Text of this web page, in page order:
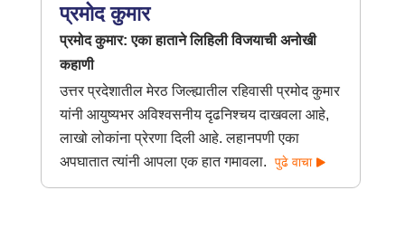
प्रमोद कुमार
प्रमोद कुमार: एका हाताने लिहिली विजयाची अनोखी
कहाणी
उत्तर प्रदेशातील मेरठ जिल्ह्यातील रहिवासी प्रमोद कुमार
यांनी आयुष्यभर अविश्वसनीय दृढनिश्चय दाखवला आहे,
लाखो लोकांना प्रेरणा दिली आहे. लहानपणी एका
अपघातात त्यांनी आपला एक हात गमावला.
पुढे वाचा